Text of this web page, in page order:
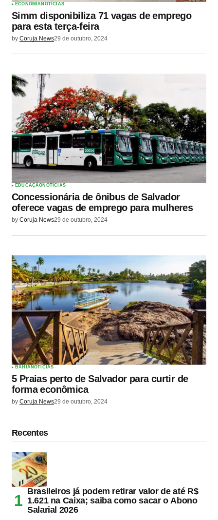
ECONOMIANOTÍCIAS
Simm disponibiliza 71 vagas de emprego
para esta terça-feira
by Coruja News29 de outubro, 2024
EDUCAÇÃONOTÍCIAS
Concessionária de ônibus de Salvador
oferece vagas de emprego para mulheres
by Coruja News29 de outubro, 2024
BAHIA NOTÍCIAS
5 Praias perto de Salvador para curtir de
forma econômica
by Coruja News29 de outubro, 2024
Recentes
Brasileiros já podem retirar valor de até R$
1.621 na Caixa; saiba como sacar o Abono
Salarial 2026